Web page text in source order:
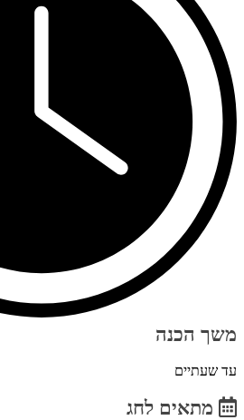
משך הכנה
עד שעתיים
מתאים לחג